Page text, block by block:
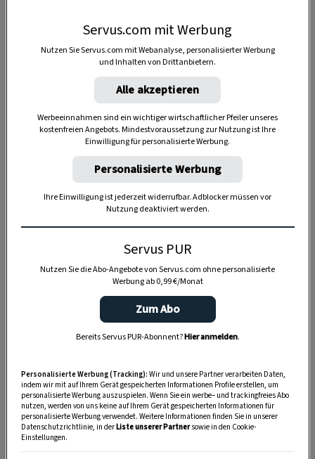
Anzeige
Servus.com mit Werbung
Nutzen Sie Servus.com mit Webanalyse, personalisierter Werbung
und Inhalten von Drittanbietern.
Alle akzeptieren
Werbeeinnahmen sind ein wichtiger wirtschaftlicher Pfeiler unseres
kostenfreien Angebots. Mindestvoraussetzung zur Nutzung ist Ihre
Einwilligung für personalisierte Werbung.
Personalisierte Werbung
Ihre Einwilligung ist jederzeit widerrufbar. Adblocker müssen vor
Nutzung deaktiviert werden.
Servus PUR
Nutzen Sie die Abo-Angebote von Servus.com ohne personalisierte
Werbung ab 0,99 €/Monat
Zum Abo
Bereits Servus PUR-Abonnent?Hier anmelden.
Personalisierte Werbung (Tracking): Wir und unsere Partner verarbeiten Daten,
indem wir mit auf Ihrem Gerät gespeicherten Informationen Profile erstellen, um
personalisierte Werbung auszuspielen. Wenn Sie ein werbe– und trackingfreies Abo
nutzen, werden von uns keine auf Ihrem Gerät gespeicherten Informationen für
personalisierte Werbung verwendet. Weitere Informationen finden Sie in unserer
Datenschutzrichtlinie, in derListe unserer Partnersowie in den Cookie-
Einstellungen.